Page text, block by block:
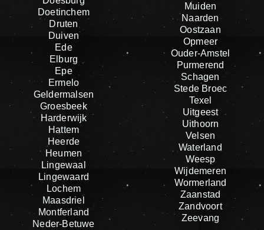
Doetinchem
Druten
Duiven
Ede
Elburg
Epe
Ermelo
Geldermalsen
Groesbeek
Harderwijk
Hattem
Heerde
Heumen
Lingewaal
Lingewaard
Lochem
Maasdriel
Montferland
Neder-Betuwe
Muiden
Naarden
Oostzaan
Opmeer
Ouder-Amstel
Purmerend
Schagen
Stede Broec
Texel
Uitgeest
Uithoorn
Velsen
Waterland
Weesp
Wijdemeren
Wormerland
Zaanstad
Zandvoort
Zeevang